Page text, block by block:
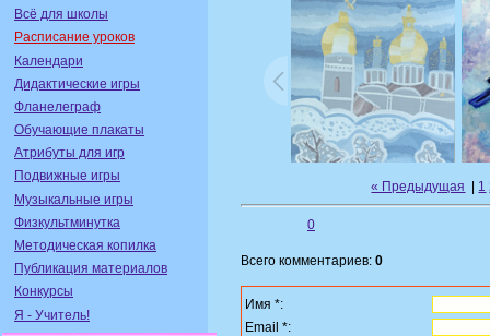
Всё для школы
Расписание уроков
Календари
Дидактические игры
Фланелеграф
Обучающие плакаты
Атрибуты для игр
Подвижные игры
Музыкальные игры
Физкультминутка
Методическая копилка
Публикация материалов
Конкурсы
Я - Учитель!
« Предыдущая 1
0
Всего комментариев: 0
Имя *:
Email *: